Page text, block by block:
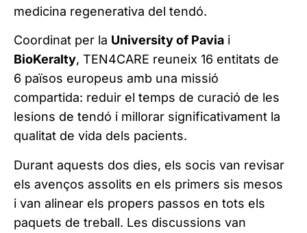
medicina regenerativa del tendó.
Coordinat per la University of Pavia i
BioKeralty, TEN4CARE reuneix 16 entitats de
6 països europeus amb una missió
compartida: reduir el temps de curació de les
lesions de tendó i millorar significativament la
qualitat de vida dels pacients.
Durant aquests dos dies, els socis van revisar
els avenços assolits en els primers sis mesos
i van alinear els propers passos en tots els
paquets de treball. Les discussions van